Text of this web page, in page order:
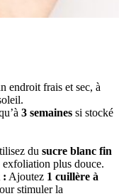
endroit frais et sec, à
3 semaines si stocké
du sucre blanc fin
plus douce.
: Ajoutez 1 cuillère à
stimuler la